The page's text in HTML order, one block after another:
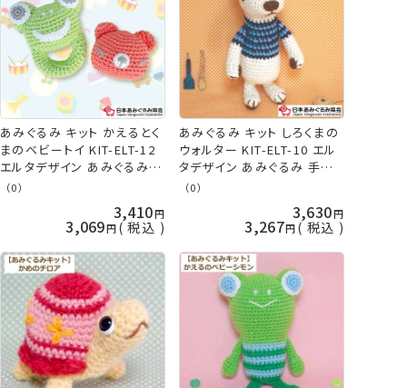
あみぐるみ キット かえるとく
まのベビートイ KIT-ELT-12
エルタデザイン あみぐるみ
手芸キット 日本あみぐるみ協
（0）
3,410
3,069 税込
あみぐるみ キット しろくまの
ウォルター KIT-ELT-10 エル
タデザイン あみぐるみ 手芸
キット 日本あみぐるみ協会
（0）
3,630
3,267 税込